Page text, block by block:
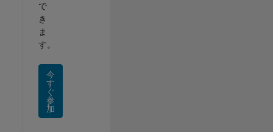
で
き
ま
す。
今
す
ぐ
参
加